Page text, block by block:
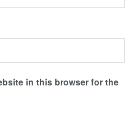
in this browser for the